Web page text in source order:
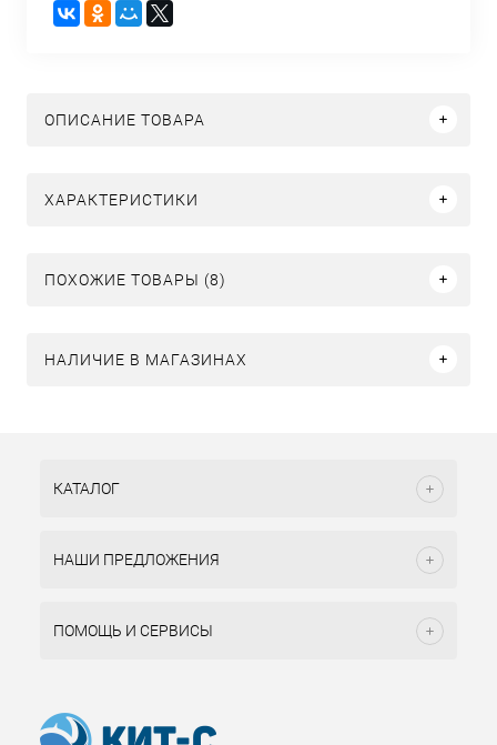
ОПИСАНИЕ ТОВАРА
ХАРАКТЕРИСТИКИ
ПОХОЖИЕ ТОВАРЫ (8)
НАЛИЧИЕ В МАГАЗИНАХ
КАТАЛОГ
НАШИ ПРЕДЛОЖЕНИЯ
ПОМОЩЬ И СЕРВИСЫ